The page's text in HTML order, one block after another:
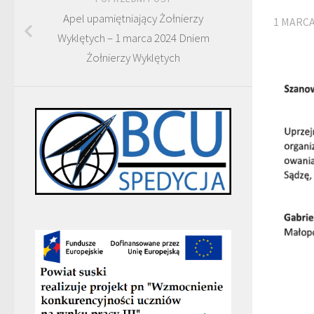
1
Apel upamiętniający Żołnierzy
Wyklętych – 1 marca 2024 Dniem
Żołnierzy Wyklętych